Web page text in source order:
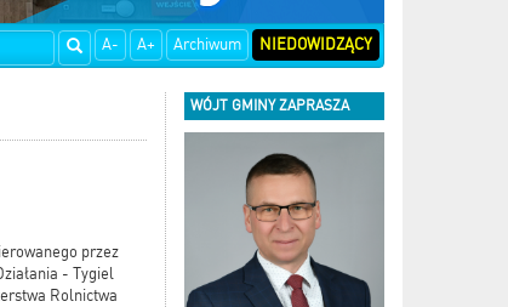
A- A+ Archiwum NIEDOWIDZĄCY
przez
- Tygiel
Rolnictwa
WÓJT GMINY ZAPRASZA